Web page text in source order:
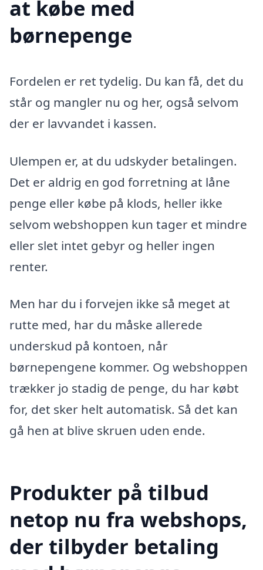
at købe med
børnepenge
Fordelen er ret tydelig. Du kan få, det du
står og mangler nu og her, også selvom
der er lavvandet i kassen.
Ulempen er, at du udskyder betalingen.
Det er aldrig en god forretning at låne
penge eller købe på klods, heller ikke
selvom webshoppen kun tager et mindre
eller slet intet gebyr og heller ingen
renter.
Men har du i forvejen ikke så meget at
rutte med, har du måske allerede
underskud på kontoen, når
børnepengene kommer. Og webshoppen
trækker jo stadig de penge, du har købt
for, det sker helt automatisk. Så det kan
gå hen at blive skruen uden ende.
Produkter på tilbud
netop nu fra webshops,
der tilbyder betaling